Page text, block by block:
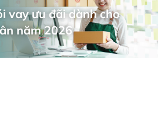
vay ưu đãi dành cho
năm 2026